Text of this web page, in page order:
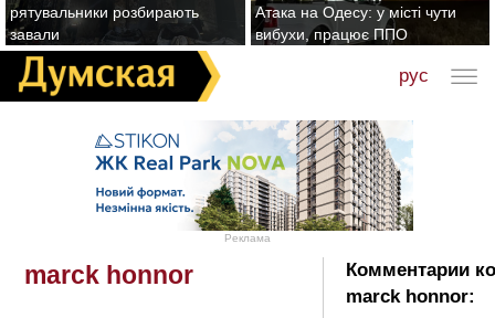
рятувальники розбирають
завали
Атака на Одесу: у місті чути
вибухи, працює ППО
рус
Реклама
marck honnor
Комментарии
marck honnor: